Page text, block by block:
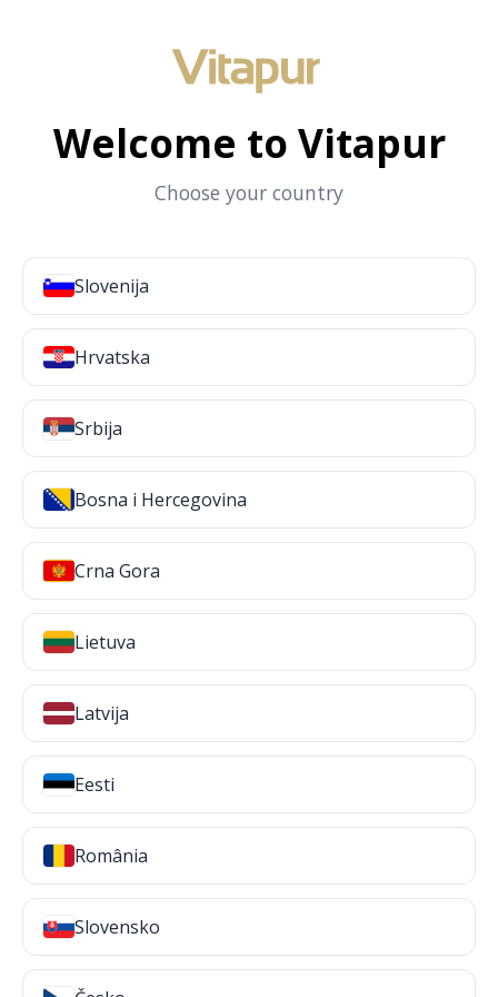
Welcome to Vitapur
Choose your country
Slovenija
Hrvatska
Srbija
Bosna i Hercegovina
Crna Gora
Lietuva
Latvija
Eesti
România
Slovensko